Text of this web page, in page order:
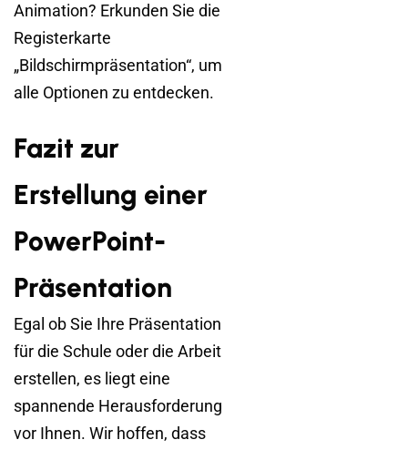
Animation? Erkunden Sie die
Registerkarte
„Bildschirmpräsentation“, um
alle Optionen zu entdecken.
Fazit zur
Erstellung einer
PowerPoint-
Präsentation
Egal ob Sie Ihre Präsentation
für die Schule oder die Arbeit
erstellen, es liegt eine
spannende Herausforderung
vor Ihnen. Wir hoffen, dass